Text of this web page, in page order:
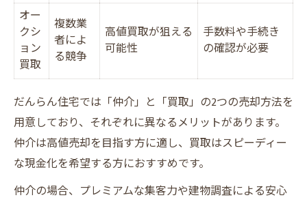
オー
クシ
ョン
買取
複数業
者によ
る競争
高値買取が狙える
可能性
手数料や手続き
の確認が必要
だんらん住宅では「仲介」と「買取」の2つの売却方法を
用意しており、それぞれに異なるメリットがあります。
仲介は高値売却を目指す方に適し、買取はスピーディー
な現金化を希望する方におすすめです。
仲介の場合、プレミアムな集客力や建物調査による安心